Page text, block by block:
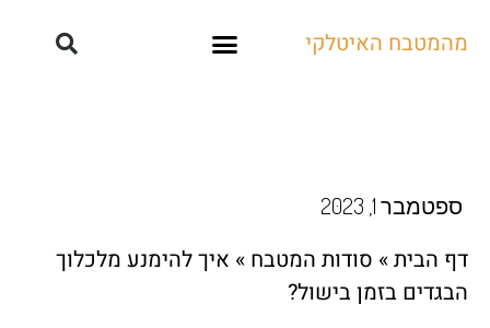
מהמטבח האיטלקי
ספטמבר 1, 2023
דף הבית»סודות המטבח» איך להימנע מלכלוך
הבגדים בזמן בישול?